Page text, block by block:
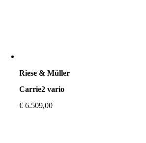
Riese & Müller
Carrie2 vario
€ 6.509,00